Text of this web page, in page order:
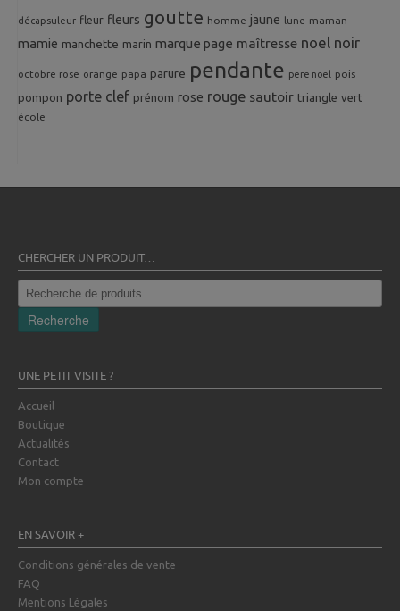
décapsuleur fleur fleurs goutte homme jaune lune maman
mamie manchette marin marque page maîtresse noel noir
octobre rose orange papa parure pendante pere noel pois
pompon porte clef prénom rose rouge sautoir triangle vert
école
CHERCHER UN PRODUIT…
Recherche
pour :
Recherche
UNE PETIT VISITE ?
Accueil
Boutique
Actualités
Contact
Mon compte
EN SAVOIR +
Conditions générales de vente
FAQ
Mentions Légales